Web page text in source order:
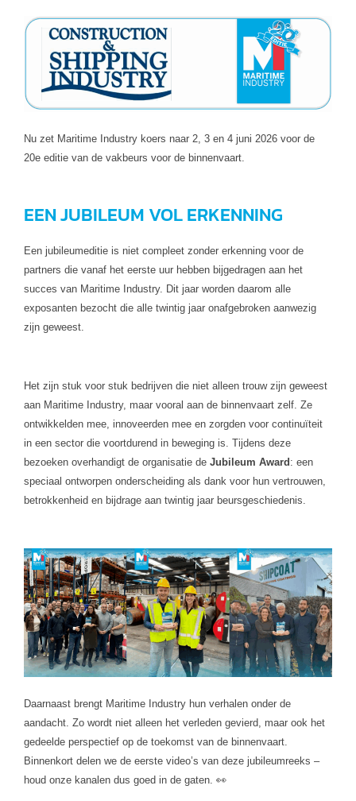
Nu zet Maritime Industry koers naar 2, 3 en 4 juni 2026 voor de
20e editie van de vakbeurs voor de binnenvaart.
EEN JUBILEUM VOL ERKENNING
Een jubileumeditie is niet compleet zonder erkenning voor de
partners die vanaf het eerste uur hebben bijgedragen aan het
succes van Maritime Industry. Dit jaar worden daarom alle
exposanten bezocht die alle twintig jaar onafgebroken aanwezig
zijn geweest.
Het zijn stuk voor stuk bedrijven die niet alleen trouw zijn geweest
aan Maritime Industry, maar vooral aan de binnenvaart zelf. Ze
ontwikkelden mee, innoveerden mee en zorgden voor continuïteit
in een sector die voortdurend in beweging is. Tijdens deze
bezoeken overhandigt de organisatie de Jubileum Award : een
speciaal ontworpen onderscheiding als dank voor hun vertrouwen,
betrokkenheid en bijdrage aan twintig jaar beursgeschiedenis.
Daarnaast brengt Maritime Industry hun verhalen onder de
aandacht. Zo wordt niet alleen het verleden gevierd, maar ook het
gedeelde perspectief op de toekomst van de binnenvaart.
Binnenkort delen we de eerste video’s van deze jubileumreeks –
houd onze kanalen dus goed in de gaten. 👀